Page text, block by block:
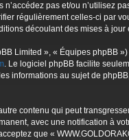
pas et/ou n’utilisez
régulièrement celles-ci par
découlant des mises à jour
Limited », « Équipes phpBB
. Le logiciel phpBB facilite
informations au sujet de
contenu qui peut
avec une notification à
que «